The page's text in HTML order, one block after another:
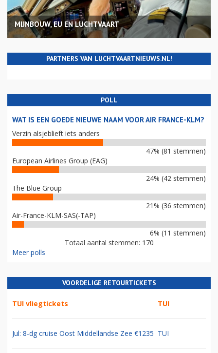
MIJNBOUW, EU EN LUCHTVAART
PARTNERS VAN LUCHTVAARTNIEUWS.NL!
POLL
WAT IS EEN GOEDE NIEUWE NAAM VOOR AIR FRANCE-KLM?
Verzin alsjeblieft iets anders
47% (81 stemmen)
European Airlines Group (EAG)
24% (42 stemmen)
The Blue Group
21% (36 stemmen)
Air-France-KLM-SAS(-TAP)
6% (11 stemmen)
Totaal aantal stemmen: 170
Meer polls
VOORDELIGE RETOURTICKETS
TUI vliegtickets TUI
Jul: 8-dg cruise Oost Middellandse Zee €1235 TUI